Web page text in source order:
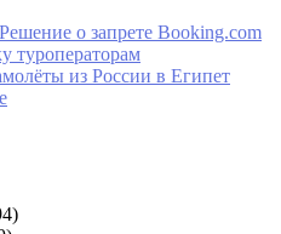
Решение о запрете Booking.com
туроператорам
из России в Египет